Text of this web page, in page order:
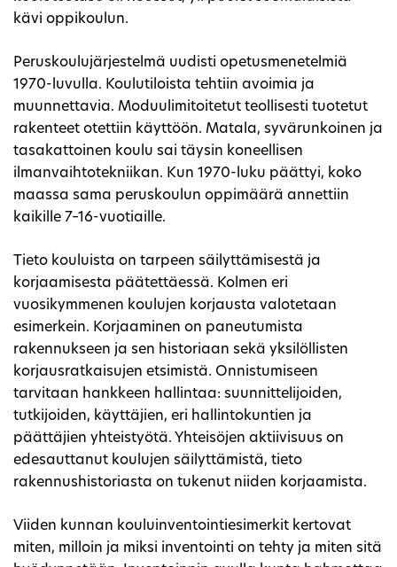
kävi oppikoulun.
Peruskoulujärjestelmä uudisti opetusmenetelmiä
1970-luvulla. Koulutiloista tehtiin avoimia ja
muunnettavia. Moduulimitoitetut teollisesti tuotetut
rakenteet otettiin käyttöön. Matala, syvärunkoinen ja
tasakattoinen koulu sai täysin koneellisen
ilmanvaihtotekniikan. Kun 1970-luku päättyi, koko
maassa sama peruskoulun oppimäärä annettiin
kaikille 7–16-vuotiaille.
Tieto kouluista on tarpeen säilyttämisestä ja
korjaamisesta päätettäessä. Kolmen eri
vuosikymmenen koulujen korjausta valotetaan
esimerkein. Korjaaminen on paneutumista
rakennukseen ja sen historiaan sekä yksilöllisten
korjausratkaisujen etsimistä. Onnistumiseen
tarvitaan hankkeen hallintaa: suunnittelijoiden,
tutkijoiden, käyttäjien, eri hallintokuntien ja
päättäjien yhteistyötä. Yhteisöjen aktiivisuus on
edesauttanut koulujen säilyttämistä, tieto
rakennushistoriasta on tukenut niiden korjaamista.
Viiden kunnan kouluinventointiesimerkit kertovat
miten, milloin ja miksi inventointi on tehty ja miten sitä